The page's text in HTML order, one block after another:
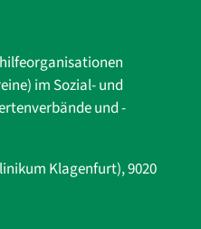
im Sozial- und
und ­-
Klagenfurt), 9020